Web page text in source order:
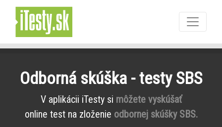
Odborná skúška - testy SBS
V aplikácii iTesty si môžete vyskúšať
online test na zloženie odbornej skúšky SBS.